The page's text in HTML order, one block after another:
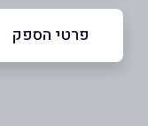
פרטי הספק